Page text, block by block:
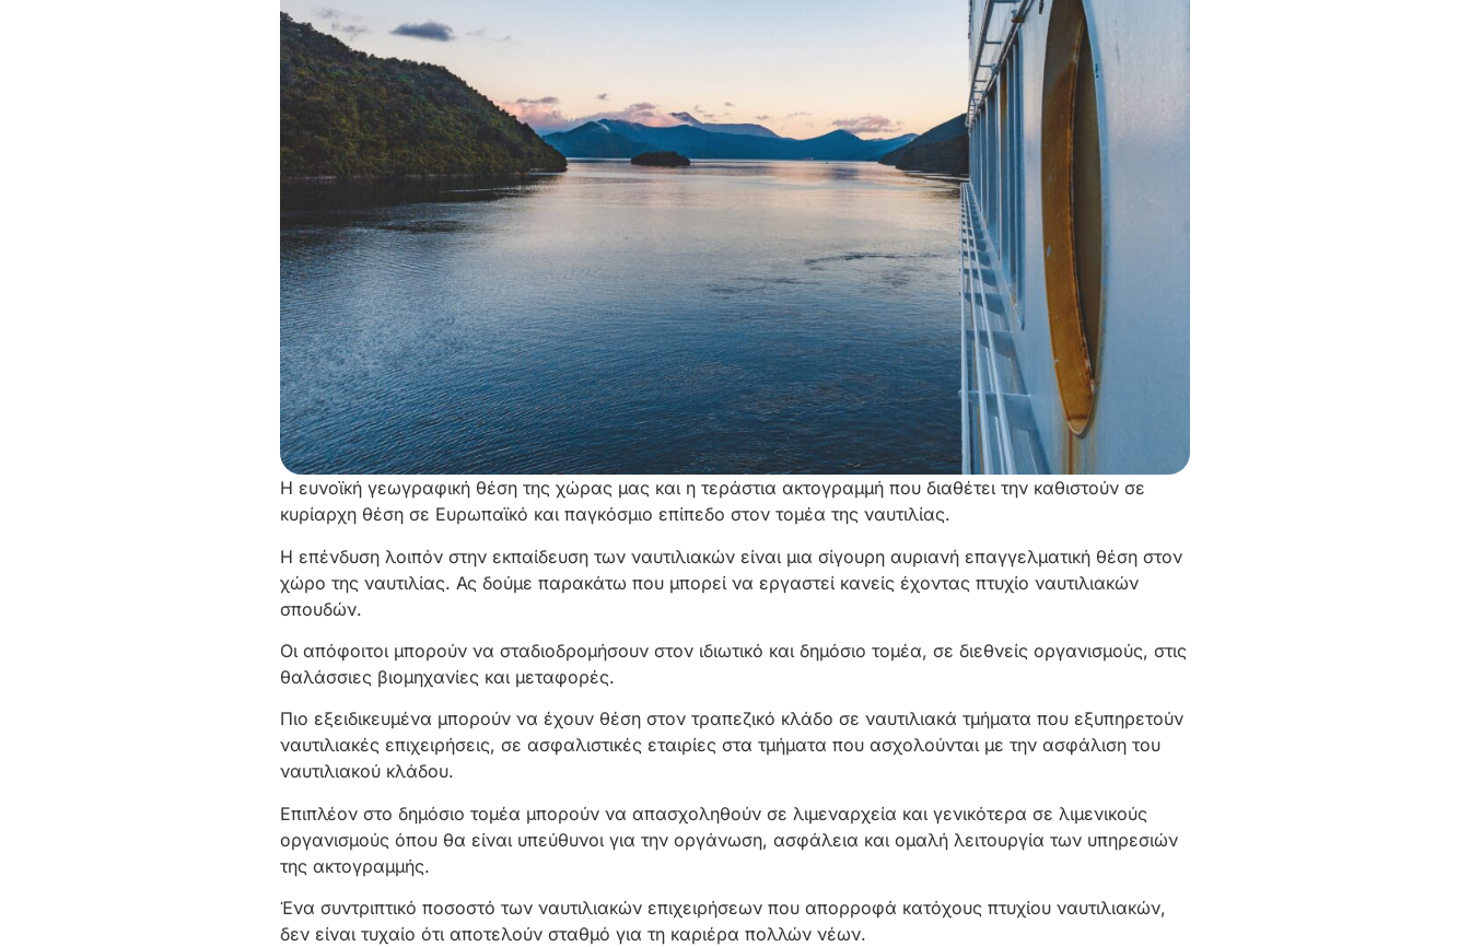
Η ευνοϊκή γεωγραφική θέση της χώρας μας και η τεράστια ακτογραμμή που διαθέτει την καθιστούν σε
κυρίαρχη θέση σε Ευρωπαϊκό και παγκόσμιο επίπεδο στον τομέα της ναυτιλίας.
Η επένδυση λοιπόν στην εκπαίδευση των ναυτιλιακών είναι μια σίγουρη αυριανή επαγγελματική θέση στον
χώρο της ναυτιλίας. Ας δούμε παρακάτω που μπορεί να εργαστεί κανείς έχοντας πτυχίο ναυτιλιακών
σπουδών.
Οι απόφοιτοι μπορούν να σταδιοδρομήσουν στον ιδιωτικό και δημόσιο τομέα, σε διεθνείς οργανισμούς, στις
θαλάσσιες βιομηχανίες και μεταφορές.
Πιο εξειδικευμένα μπορούν να έχουν θέση στον τραπεζικό κλάδο σε ναυτιλιακά τμήματα που εξυπηρετούν
ναυτιλιακές επιχειρήσεις, σε ασφαλιστικές εταιρίες στα τμήματα που ασχολούνται με την ασφάλιση του
ναυτιλιακού κλάδου.
Επιπλέον στο δημόσιο τομέα μπορούν να απασχοληθούν σε λιμεναρχεία και γενικότερα σε λιμενικούς
οργανισμούς όπου θα είναι υπεύθυνοι για την οργάνωση, ασφάλεια και ομαλή λειτουργία των υπηρεσιών
της ακτογραμμής.
Ένα συντριπτικό ποσοστό των ναυτιλιακών επιχειρήσεων που απορροφά κατόχους πτυχίου ναυτιλιακών,
δεν είναι τυχαίο ότι αποτελούν σταθμό για τη καριέρα πολλών νέων.